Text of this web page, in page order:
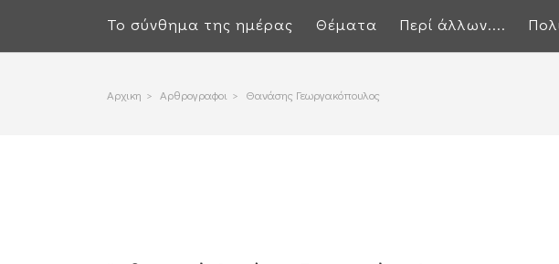
Το σύνθημα της ημέρας
Θέματα Περί άλλων....
Αρχικη > Αρθρογραφοι > Θανάσης Γεωργακόπουλος